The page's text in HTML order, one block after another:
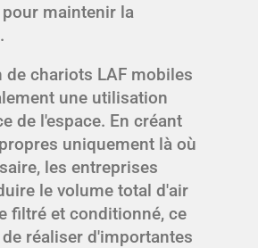
maintenir la
de chariots LAF mobiles
une utilisation
de l'espace. En créant
uniquement là où
les entreprises
le volume total d'air
filtré et conditionné, ce
réaliser d'importantes